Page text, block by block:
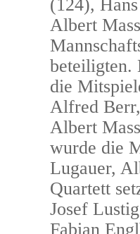
(124),
Albert
beteiligten.
die
Alfred
Albert
wurde die
Lugauer,
Quartett
Josef
Fabian